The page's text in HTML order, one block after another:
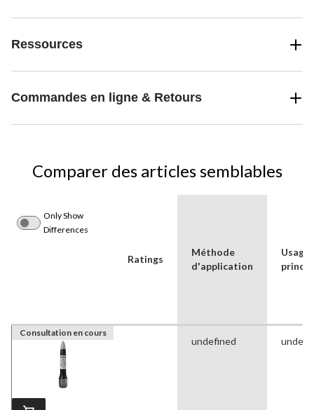
Ressources
Commandes en ligne & Retours
Comparer des articles semblables
Only Show
Differences
Ratings
Méthode
d'application
Usage
Consultation en cours
undefined